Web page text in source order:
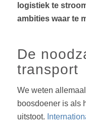
logistiek te
ambities waar te
De
transport
We weten
boosdoener is als
uitstoot.